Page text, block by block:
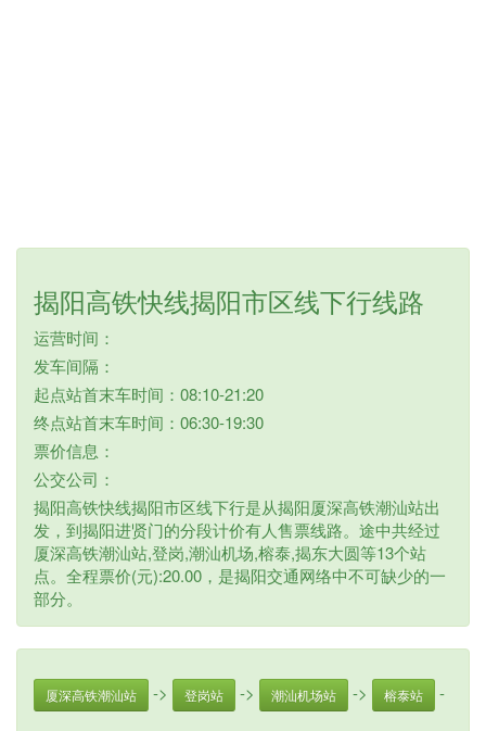
揭阳高铁快线揭阳市区线下行线路
运营时间：
发车间隔：
起点站首末车时间：08:10-21:20
终点站首末车时间：06:30-19:30
票价信息：
公交公司：
揭阳高铁快线揭阳市区线下行是从揭阳厦深高铁潮汕站出
发，到揭阳进贤门的分段计价有人售票线路。途中共经过
厦深高铁潮汕站,登岗,潮汕机场,榕泰,揭东大圆等13个站
点。全程票价(元):20.00，是揭阳交通网络中不可缺少的一
部分。
厦深高铁潮汕站 -> 登岗站 -> 潮汕机场站 -> 榕泰站 -